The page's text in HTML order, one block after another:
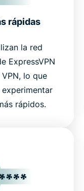
rápidas
la red
ExpressVPN
lo que
rápidos.